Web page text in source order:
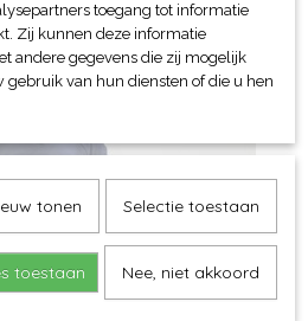
toegang tot informatie
Zij kunnen deze informatie
andere gegevens die zij mogelijk
van hun diensten of die u hen
tonen Selectie toestaan
toestaan Nee, niet akkoord